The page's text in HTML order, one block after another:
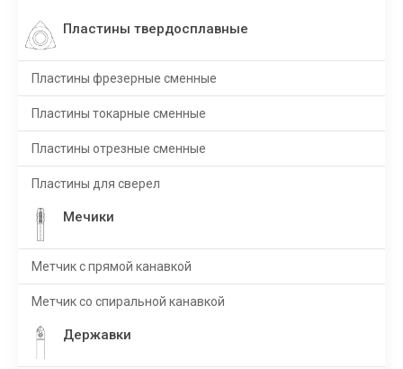
Пластины твердосплавные
Пластины фрезерные сменные
Пластины токарные сменные
Пластины отрезные сменные
Пластины для сверел
Мечики
Метчик с прямой канавкой
Метчик со спиральной канавкой
Державки